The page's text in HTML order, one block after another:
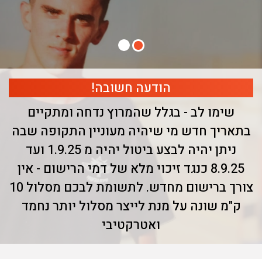
הודעה חשובה!
שימו לב - בגלל שהמרוץ נדחה ומתקיים
בתאריך חדש מי שיהיה מעוניין התקופה שבה
ניתן יהיה לבצע ביטול יהיה מ 1.9.25 ועד
8.9.25 כנגד זיכוי מלא של דמי הרישום - אין
צורך ברישום מחדש. לתשומת לבכם מסלול 10
ק"מ שונה על מנת לייצר מסלול יותר נחמד
ואטרקטיבי